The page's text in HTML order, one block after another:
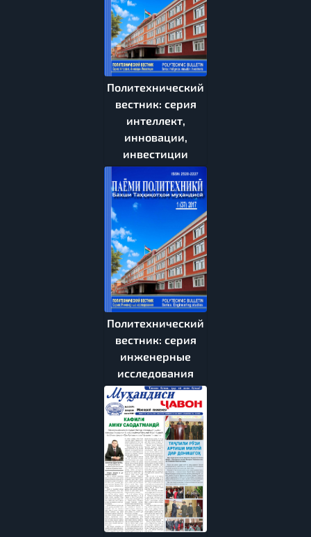
Политехнический
вестник: серия
интеллект,
инновации,
инвестиции
Политехнический
вестник: серия
инженерные
исследования